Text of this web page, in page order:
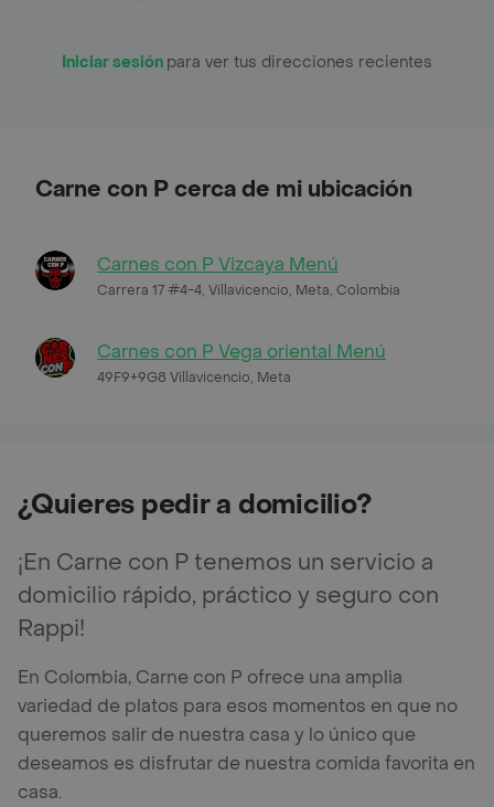
Iniciar sesión para ver tus direcciones recientes
Carne con P cerca de mi ubicación
Carnes con P Vizcaya Menú
Carrera 17 #4-4, Villavicencio, Meta, Colombia
Carnes con P Vega oriental Menú
49F9+9G8 Villavicencio, Meta
¿Quieres pedir a domicilio?
¡En Carne con P tenemos un servicio a
domicilio rápido, práctico y seguro con
Rappi!
En Colombia, Carne con P ofrece una amplia
variedad de platos para esos momentos en que no
queremos salir de nuestra casa y lo único que
deseamos es disfrutar de nuestra comida favorita en
casa.